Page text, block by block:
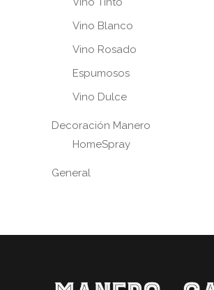
Vino Blanco
Vino Rosado
Espumosos
Vino Dulce
Decoración Manero
HomeSpray
General